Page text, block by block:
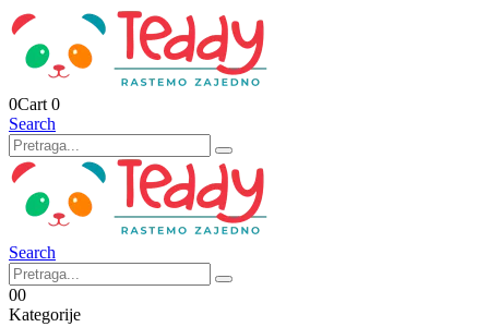
0Cart 0
Search
Search
00
Kategorije